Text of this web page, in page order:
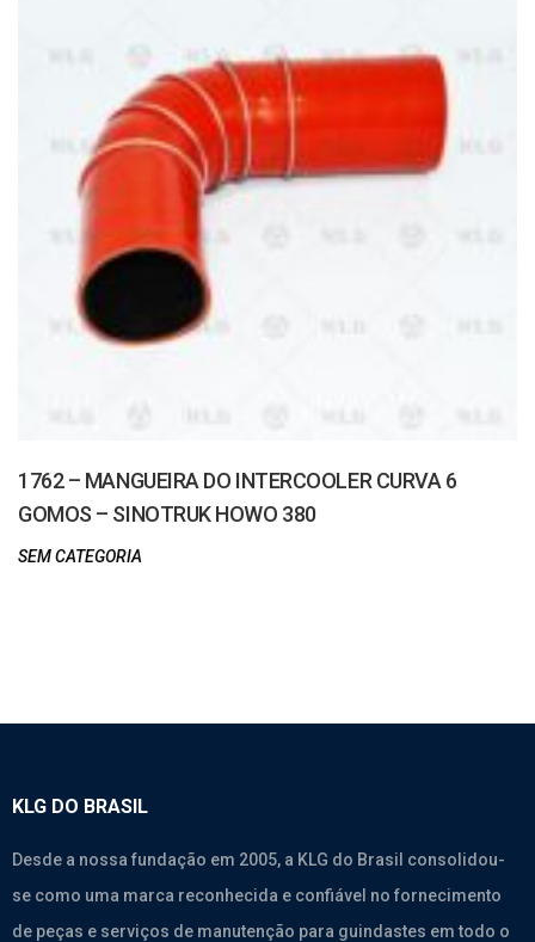
1762 – MANGUEIRA DO INTERCOOLER CURVA 6
GOMOS – SINOTRUK HOWO 380
SEM CATEGORIA
KLG DO BRASIL
Desde a nossa fundação em 2005, a KLG do Brasil consolidou-
se como uma marca reconhecida e confiável no fornecimento
de peças e serviços de manutenção para guindastes em todo o